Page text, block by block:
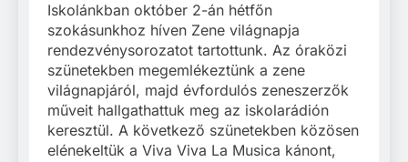
Iskolánkban október 2-án hétfőn
szokásunkhoz híven Zene világnapja
rendezvénysorozatot tartottunk. Az óraközi
szünetekben megemlékeztünk a zene
világnapjáról, majd évfordulós zeneszerzők
műveit hallgathattuk meg az iskolarádión
keresztül. A következő szünetekben közösen
elénekeltük a Viva Viva La Musica kánont,